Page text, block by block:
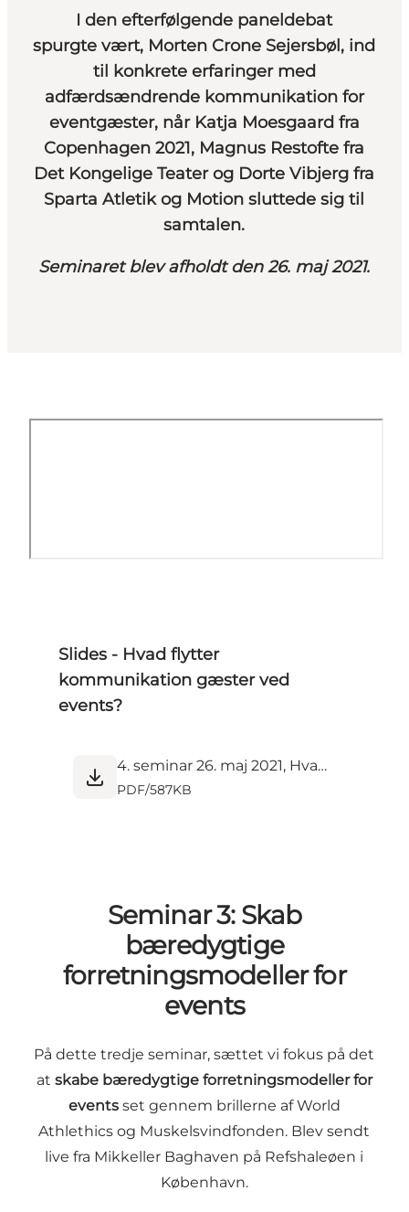
I den efterfølgende paneldebat
spurgte vært, Morten Crone Sejersbøl, ind
til konkrete erfaringer med
adfærdsændrende kommunikation for
eventgæster, nårKatja Moesgaardfra
Copenhagen 2021, Magnus Restofte fra
Det Kongelige Teater og Dorte Vibjerg fra
Sparta Atletik og Motion sluttede sig til
samtalen.
Seminaret blev afholdt den 26. maj 2021.
Slides - Hvad flytter
kommunikation gæster ved
events?
4. seminar 26. maj 2021, Hvad flytter gæster.pdf
PDF/587KB
Seminar 3: Skab
bæredygtige
forretningsmodeller for
events
På dette tredje seminar, sættet vi fokus på det
at skabe bæredygtige forretningsmodeller for
eventsset gennem brillerne af World
Athlethics og Muskelsvindfonden. Blev sendt
live fra Mikkeller Baghaven på Refshaleøen i
København.